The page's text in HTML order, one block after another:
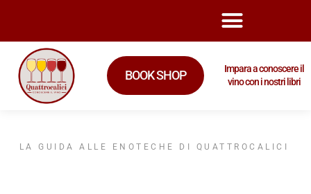
BOOK SHOP
Impara a conoscere il
vino con i nostri libri
LA GUIDA ALLE ENOTECHE DI QUATTROCALICI